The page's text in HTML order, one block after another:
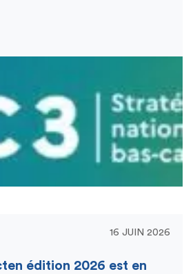
16 JUIN 2026
édition 2026 est en